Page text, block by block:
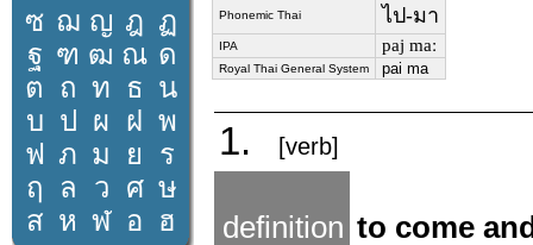
ซ ฌ ญ ฎ ฏ
ฐ ฑ ฒ ณ ด
ต ถ ท ธ น
บ ป ผ ฝ พ
ฟ ภ ม ย
ร
ฤ
ล ว ศ ษ
ส ห ฬ อ ฮ
Phonemic Thai ไป-มา
IPA paj maː
Royal Thai General System pai ma
1. [verb]
definition to come